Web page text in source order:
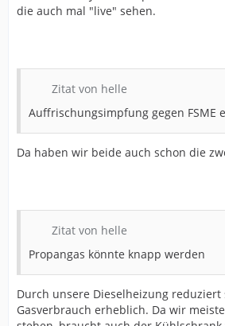
die auch mal "live" sehen.
Zitat von helle
Auffrischungsimpfung gegen FSME
Da haben wir beide auch schon die
Zitat von helle
Propangas könnte knapp werden
Durch unsere Dieselheizung reduziert
Gasverbrauch erheblich. Da wir